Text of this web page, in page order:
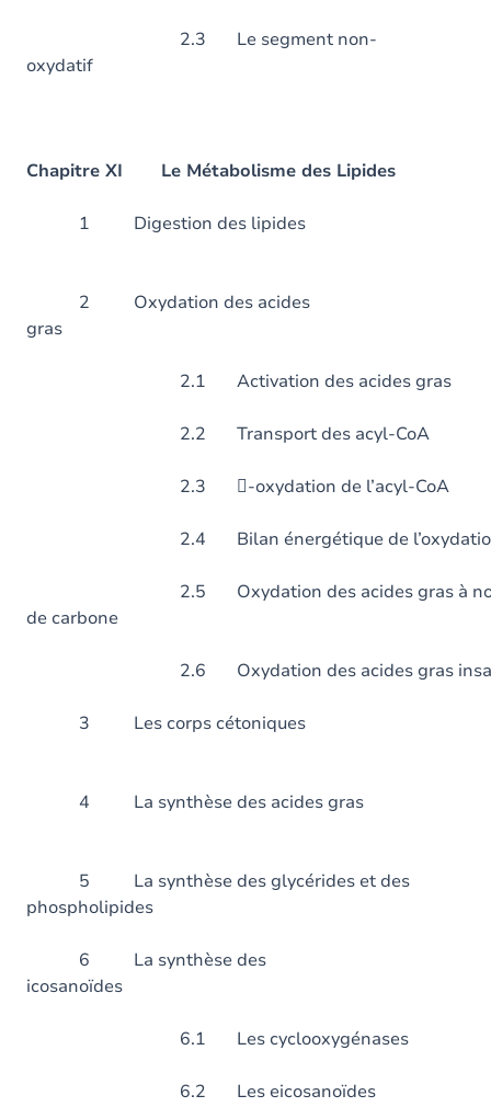
2.3 Le segment non-
oxydatif
Chapitre XI Le Métabolisme des Lipides
1 Digestion des
2 Oxydation des acides
gras
2.1 Activation des acides gras
2.2 Transport des acyl-CoA
2.3 -oxydation de l’acyl-CoA
2.4 Bilan énergétique de l’oxydation
2.5 Oxydation des acides gras à nombre
de carbone
2.6 Oxydation des acides gras
3 Les corps
4 La synthèse des
5 La synthèse des glycérides et des
phospholipides
6 La synthèse des
6.1 Les cyclooxygénases
6.2 Les eicosanoïdes